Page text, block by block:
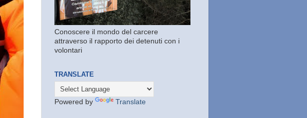
Conoscere il mondo del carcere
attraverso il rapporto dei detenuti con i
volontari
TRANSLATE
Powered by Translate